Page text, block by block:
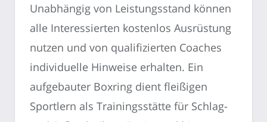
Unabhängig von Leistungsstand können
alle Interessierten kostenlos Ausrüstung
nutzen und von qualifizierten Coaches
individuelle Hinweise erhalten. Ein
aufgebauter Boxring dient fleißigen
Sportlern als Trainingsstätte für Schlag-